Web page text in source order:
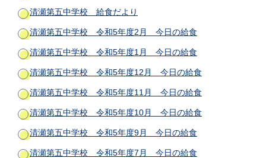
清瀬第五中学校 給食だより
清瀬第五中学校 令和5年度2月 今日の給食
清瀬第五中学校 令和5年度1月 今日の給食
清瀬第五中学校 令和5年度12月 今日の給食
清瀬第五中学校 令和5年度11月 今日の給食
清瀬第五中学校 令和5年度10月 今日の給食
清瀬第五中学校 令和5年度9月 今日の給食
清瀬第五中学校 令和5年度7月 今日の給食